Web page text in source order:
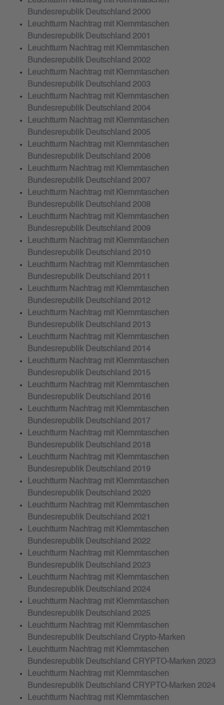
Bundesrepublik Deutschland 2000
Leuchtturm Nachtrag mit Klemmtaschen
Bundesrepublik Deutschland 2001
Leuchtturm Nachtrag mit Klemmtaschen
Bundesrepublik Deutschland 2002
Leuchtturm Nachtrag mit Klemmtaschen
Bundesrepublik Deutschland 2003
Leuchtturm Nachtrag mit Klemmtaschen
Bundesrepublik Deutschland 2004
Leuchtturm Nachtrag mit Klemmtaschen
Bundesrepublik Deutschland 2005
Leuchtturm Nachtrag mit Klemmtaschen
Bundesrepublik Deutschland 2006
Leuchtturm Nachtrag mit Klemmtaschen
Bundesrepublik Deutschland 2007
Leuchtturm Nachtrag mit Klemmtaschen
Bundesrepublik Deutschland 2008
Leuchtturm Nachtrag mit Klemmtaschen
Bundesrepublik Deutschland 2009
Leuchtturm Nachtrag mit Klemmtaschen
Bundesrepublik Deutschland 2010
Leuchtturm Nachtrag mit Klemmtaschen
Bundesrepublik Deutschland 2011
Leuchtturm Nachtrag mit Klemmtaschen
Bundesrepublik Deutschland 2012
Leuchtturm Nachtrag mit Klemmtaschen
Bundesrepublik Deutschland 2013
Leuchtturm Nachtrag mit Klemmtaschen
Bundesrepublik Deutschland 2014
Leuchtturm Nachtrag mit Klemmtaschen
Bundesrepublik Deutschland 2015
Leuchtturm Nachtrag mit Klemmtaschen
Bundesrepublik Deutschland 2016
Leuchtturm Nachtrag mit Klemmtaschen
Bundesrepublik Deutschland 2017
Leuchtturm Nachtrag mit Klemmtaschen
Bundesrepublik Deutschland 2018
Leuchtturm Nachtrag mit Klemmtaschen
Bundesrepublik Deutschland 2019
Leuchtturm Nachtrag mit Klemmtaschen
Bundesrepublik Deutschland 2020
Leuchtturm Nachtrag mit Klemmtaschen
Bundesrepublik Deutschland 2021
Leuchtturm Nachtrag mit Klemmtaschen
Bundesrepublik Deutschland 2022
Leuchtturm Nachtrag mit Klemmtaschen
Bundesrepublik Deutschland 2023
Leuchtturm Nachtrag mit Klemmtaschen
Bundesrepublik Deutschland 2024
Leuchtturm Nachtrag mit Klemmtaschen
Bundesrepublik Deutschland 2025
Leuchtturm Nachtrag mit Klemmtaschen
Bundesrepublik Deutschland Crypto-Marken
Leuchtturm Nachtrag mit Klemmtaschen
Bundesrepublik Deutschland CRYPTO-Marken 2023
Leuchtturm Nachtrag mit Klemmtaschen
Bundesrepublik Deutschland CRYPTO-Marken 2024
Leuchtturm Nachtrag mit Klemmtaschen